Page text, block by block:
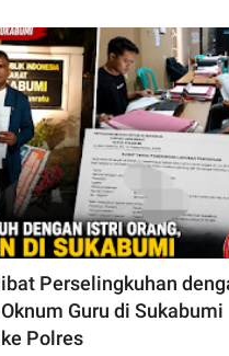
Perselingkuhan
Guru di Sukabumi
Polres